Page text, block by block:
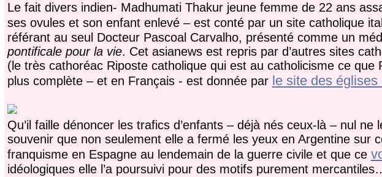
Le fait divers indien- Madhumati Thakur jeune femme de 22 ans
ses ovules et son enfant enlevé – est conté par un site catholique
référant au seul Docteur Pascoal Carvalho, présenté comme un
pontificale pour la vie. Cet asianews est repris par d’autres sites
(le très cathoréac Riposte catholique qui est au catholicisme ce
plus complète – et en Français - est donnée par le site des églises
Qu’il faille dénoncer les trafics d’enfants – déjà nés ceux-là – nul
souvenir que non seulement elle a fermé les yeux en Argentine sur
franquisme en Espagne au lendemain de la guerre civile et que ce
idéologiques elle l’a poursuivi pour des motifs purement